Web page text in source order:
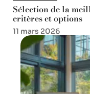
Sélection de la
critères et options
11 mars 2026